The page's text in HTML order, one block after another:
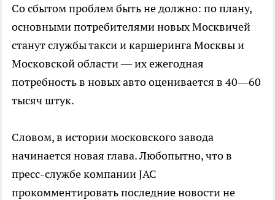
Со сбытом проблем быть не должно: по плану,
основными потребителями новых Москвичей
станут службы такси и каршеринга Москвы и
Московской области — их ежегодная
потребность в новых авто оценивается в 40—60
тысяч штук.
Словом, в истории московского завода
начинается новая глава. Любопытно, что в
пресс-службе компании JAC
прокомментировать последние новости не